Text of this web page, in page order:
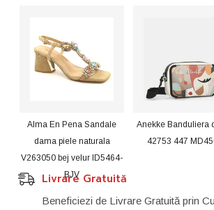
Alma En Pena Sandale
dama piele naturala
V263050 bej velur ID5464-
BJV
Anekke Banduliera
42753 447
Livrare Gratuită
Beneficiezi de Livrare Gratuită prin